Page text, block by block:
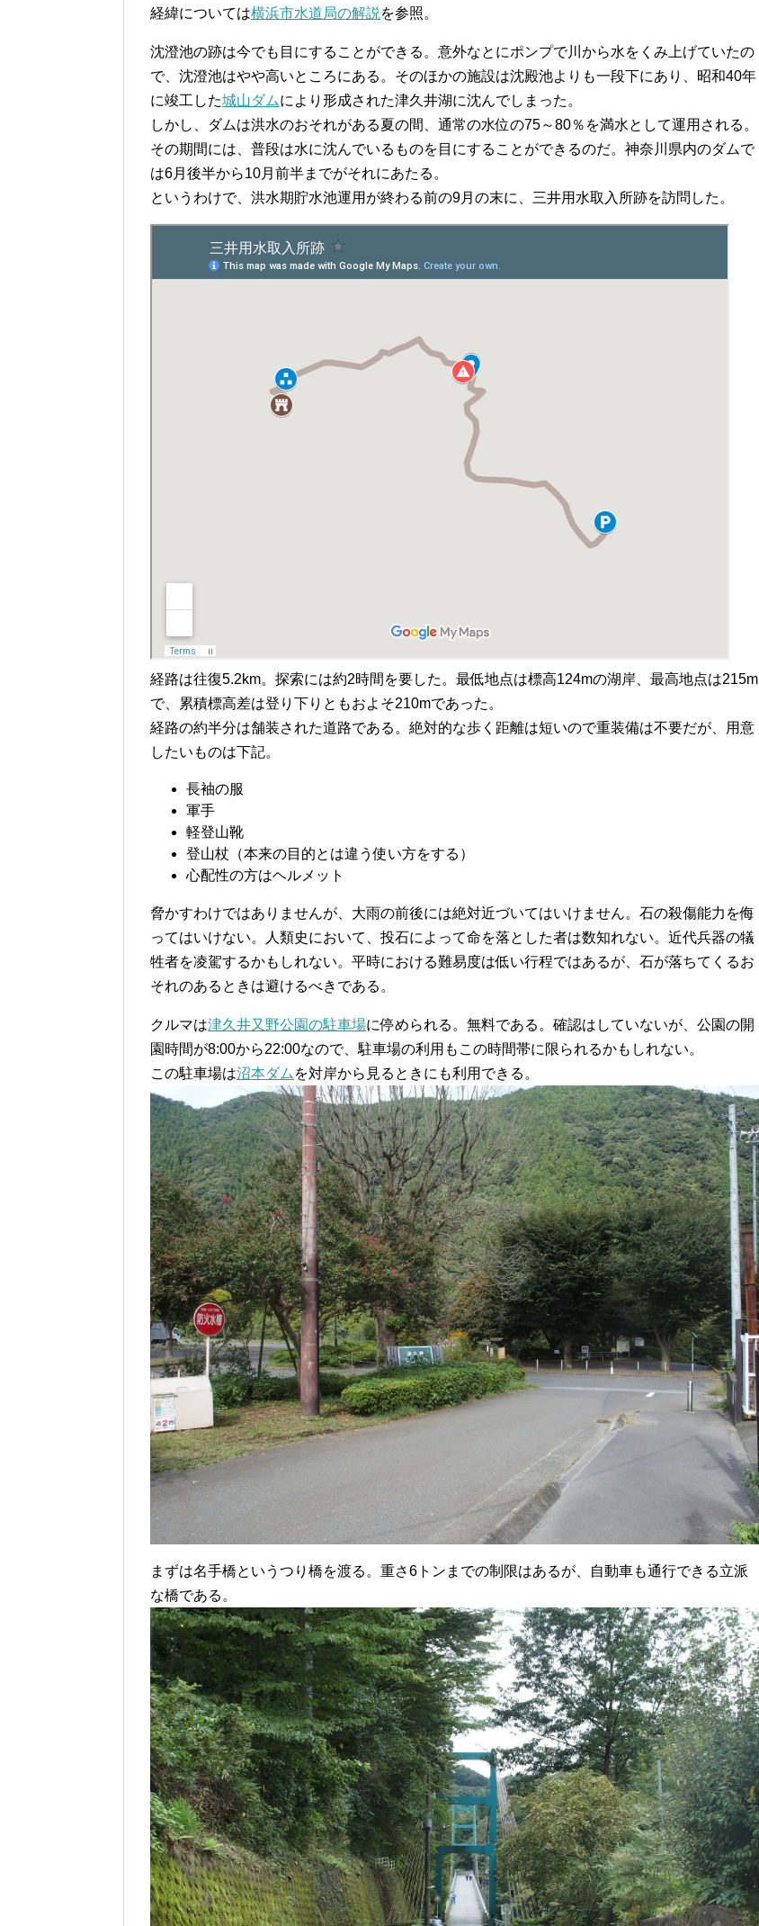
経緯については横浜市水道局の解説 を参照。
沈澄池の跡は今でも目にすることができる。意外なとにポンプで川から水をくみ上げていたの
で、沈澄池はやや高いところにある。そのほかの施設は沈殿池よりも一段下にあり、昭和40年
に竣工した城山ダムにより形成された津久井湖に沈んでしまった。
しかし、ダムは洪水のおそれがある夏の間、通常の水位の75～80％を満水として運用される。
その期間には、普段は水に沈んでいるものを目にすることができるのだ。神奈川県内のダムで
は6月後半から10月前半までがそれにあたる。
というわけで、洪水期貯水池運用が終わる前の9月の末に、三井用水取入所跡を訪問した。
経路は往復5.2km。探索には約2時間を要した。最低地点は標高124mの湖岸、最高地点は215m
で、累積標高差は登り下りともおよそ210mであった。
経路の約半分は舗装された道路である。絶対的な歩く距離は短いので重装備は不要だが、用意
したいものは下記。
長袖の服
軍手
軽登山靴
登山杖（本来の目的とは違う使い方をする）
心配性の方はヘルメット
脅かすわけではありませんが、大雨の前後には絶対近づいてはいけません。石の殺傷能力を侮
ってはいけない。人類史において、投石によって命を落とした者は数知れない。近代兵器の犠
牲者を凌駕するかもしれない。平時における難易度は低い行程ではあるが、石が落ちてくるお
それのあるときは避けるべきである。
クルマは津久井又野公園の駐車場に停められる。無料である。確認はしていないが、公園の開
園時間が8:00から22:00なので、駐車場の利用もこの時間帯に限られるかもしれない。
この駐車場は沼本ダム を対岸から見るときにも利用できる。
まずは名手橋というつり橋を渡る。重さ6トンまでの制限はあるが、自動車も通行できる立派
な橋である。